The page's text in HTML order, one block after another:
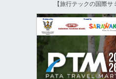
【旅行テックの国際サ